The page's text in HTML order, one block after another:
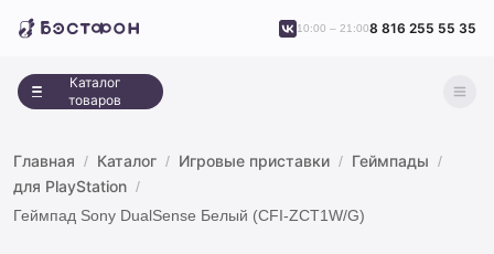
Каталог
товаров
10:00 – 21:008 816 255 55 35
Главная Каталог Игровые приставки
Геймпады
для PlayStation
Геймпад Sony DualSense Белый (CFI-ZCT1W/G)